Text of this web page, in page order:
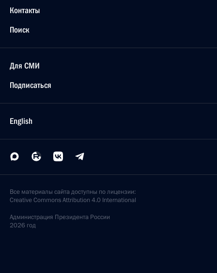
Контакты
Поиск
Для СМИ
Подписаться
English
Все материалы сайта доступны по лицензии:
Creative Commons Attribution 4.0 International
Администрация Президента России
2026 год